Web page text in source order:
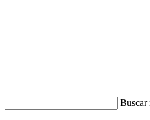
Buscar